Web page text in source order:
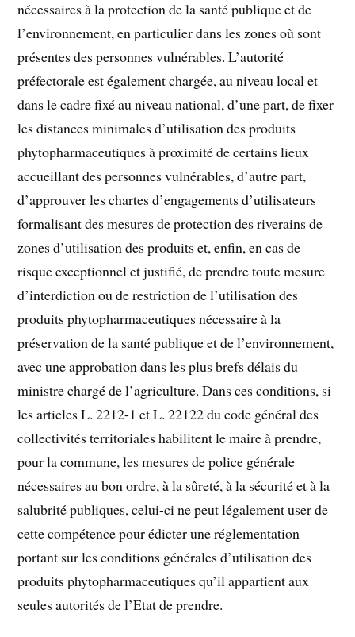
nécessaires à la protection de la santé publique et de
l’environnement, en particulier dans les zones où sont
présentes des personnes vulnérables. L’autorité
préfectorale est également chargée, au niveau local et
dans le cadre fixé au niveau national, d’une part, de fixer
les distances minimales d’utilisation des produits
phytopharmaceutiques à proximité de certains lieux
accueillant des personnes vulnérables, d’autre part,
d’approuver les chartes d’engagements d’utilisateurs
formalisant des mesures de protection des riverains de
zones d’utilisation des produits et, enfin, en cas de
risque exceptionnel et justifié, de prendre toute mesure
d’interdiction ou de restriction de l’utilisation des
produits phytopharmaceutiques nécessaire à la
préservation de la santé publique et de l’environnement,
avec une approbation dans les plus brefs délais du
ministre chargé de l’agriculture. Dans ces conditions, si
les articles L. 2212-1 et L. 22122 du code général des
collectivités territoriales habilitent le maire à prendre,
pour la commune, les mesures de police générale
nécessaires au bon ordre, à la sûreté, à la sécurité et à la
salubrité publiques, celui-ci ne peut légalement user de
cette compétence pour édicter une réglementation
portant sur les conditions générales d’utilisation des
produits phytopharmaceutiques qu’il appartient aux
seules autorités de l’Etat de prendre.